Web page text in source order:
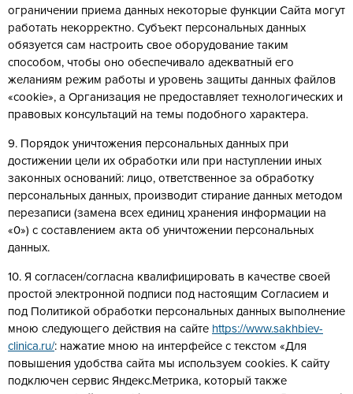
ограничении приема данных некоторые функции Сайта могут
работать некорректно. Субъект персональных данных
обязуется сам настроить свое оборудование таким
способом, чтобы оно обеспечивало адекватный его
желаниям режим работы и уровень защиты данных файлов
«cookie», а Организация не предоставляет технологических и
правовых консультаций на темы подобного характера.
9. Порядок уничтожения персональных данных при
достижении цели их обработки или при наступлении иных
законных оснований: лицо, ответственное за обработку
персональных данных, производит стирание данных методом
перезаписи (замена всех единиц хранения информации на
«0») с составлением акта об уничтожении персональных
данных.
10. Я согласен/согласна квалифицировать в качестве своей
простой электронной подписи под настоящим Согласием и
под Политикой обработки персональных данных выполнение
мною следующего действия на сайте https://www.sakhbiev-
clinica.ru/: нажатие мною на интерфейсе с текстом «Для
повышения удобства сайта мы используем cookies. К сайту
подключен сервис Яндекс.Метрика, который также